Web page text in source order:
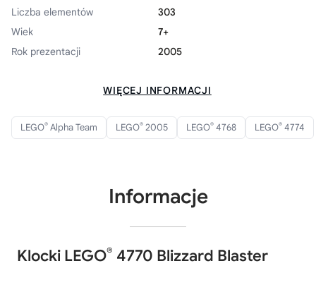
Liczba elementów
303
Wiek
7+
Rok prezentacji
2005
WIĘCEJ INFORMACJI
LEGO® Alpha Team LEGO® 2005 LEGO® 4768 LEGO® 4774
Informacje
Klocki LEGO® 4770 Blizzard Blaster